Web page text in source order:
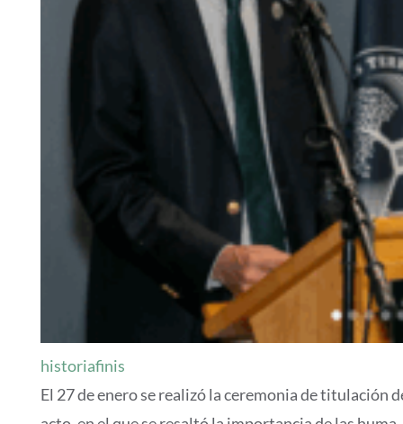
historiafinis
El 27 de enero se realizó la ceremonia de titulación